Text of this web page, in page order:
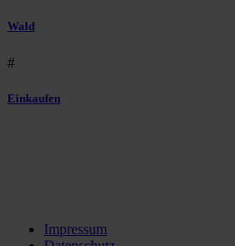
Wald
#
Einkaufen
Impressum